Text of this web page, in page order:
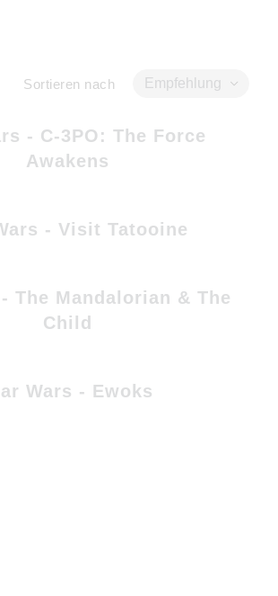
Sortieren nach Empfehlung
- C-3PO: The Force
Awakens
- Visit Tatooine
The Mandalorian & The
Child
Wars - Ewoks